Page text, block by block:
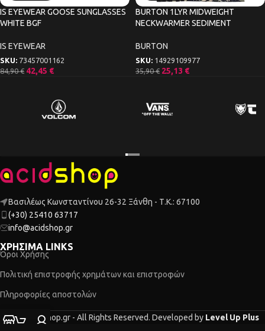
IS EYEWEAR GOOSE SUNGLASSES
WHITE BGF
IS EYEWEAR
SKU: 73457001162
84,90€ 42,45 €
BURTON 1LYR MIDWEIGHT
NECKWARMER SEDIMENT
BURTON
SKU: 14929109977
35,90€ 25,13 €
Βασιλέως Κωνσταντίνου 26-32 Ξάνθη - Τ.Κ.: 67100
(+30) 25410 63717
info@acidshop.gr
ΧΡΗΣΙΜΑ LINKS
Όροι Χρήσης
Πολιτική επιστροφής χρημάτων και επιστροφών
Πληροφορίες αποστολών
2026 Acidshop.gr - All Rights Reserved. Developed by Level Up Plus